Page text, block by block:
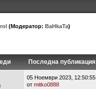
(Модератор:BaHkaTa)
Последна публикация
05 Ноември 2023, 12:50:55
от mitko0888